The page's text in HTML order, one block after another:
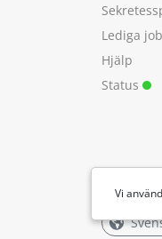
Vi
Lediga
Hjälp
Status